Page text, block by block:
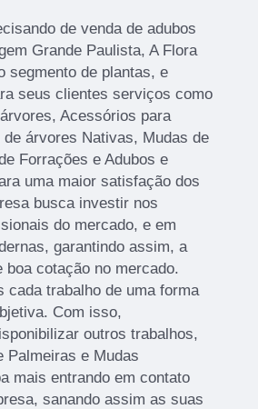
de venda de adubos
Grande Paulista, A Flora
segmento de plantas, e
seus clientes serviços como
Acessórios para
árvores Nativas, Mudas de
Forrações e Adubos e
uma maior satisfação dos
busca investir nos
do mercado, e em
garantindo assim, a
boa cotação no mercado.
cada trabalho de uma forma
Com isso,
outros trabalhos,
Palmeiras e Mudas
mais entrando em contato
sanando assim as suas